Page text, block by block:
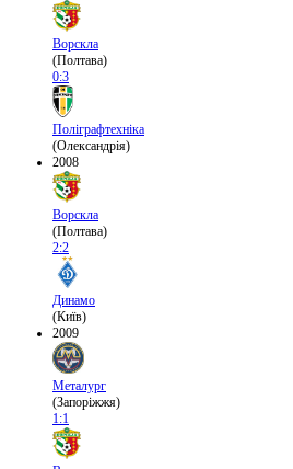
Ворскла
(Полтава)
0:3
Поліграфтехніка
(Олександрія)
2008
Ворскла
(Полтава)
2:2
Динамо
(Київ)
2009
Металург
(Запоріжжя)
1:1